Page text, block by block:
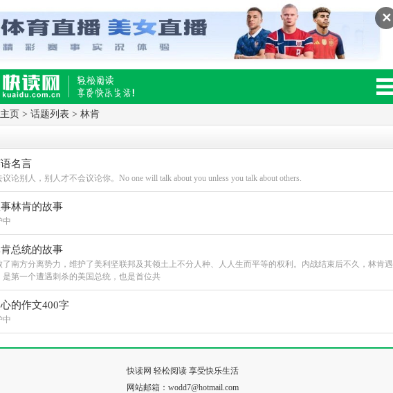
✕
阅读,快乐生活移动版
主页 > 话题列表 > 林肯
名言
论别人，别人才不会议论你。No one will talk about you unless you talk about others.
林肯的故事
中
总统的故事
了南方分离势力，维护了美利坚联邦及其领土上不分人种、人人生而平等的权利。内战结束后不久，林肯遇
是第一个遭遇刺杀的美国总统，也是首位共
的作文400字
中
快读网 轻松阅读 享受快乐生活
网站邮箱：wodd7@hotmail.com